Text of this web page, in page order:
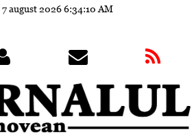
august 20266:34:13 AM